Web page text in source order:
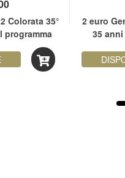
Colorata 35°
programma
2 euro
35